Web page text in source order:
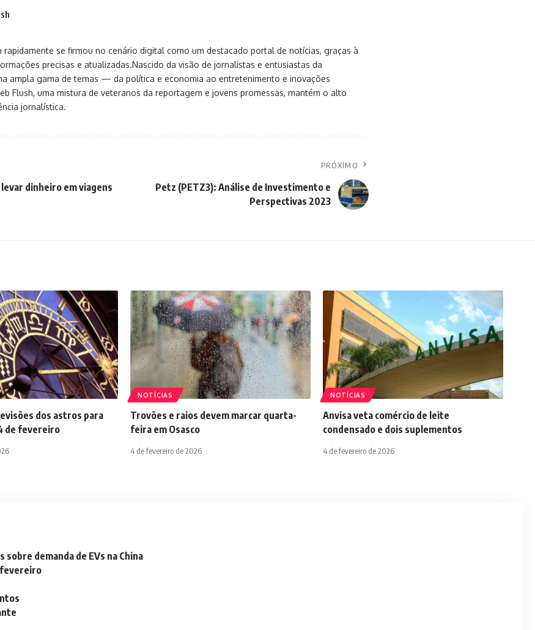
rapidamente se firmou no cenário digital como um destacado portal de notícias, graças à
precisas e atualizadas.Nascido da visão de jornalistas e entusiastas da
ampla gama de temas — da política e economia ao entretenimento e inovações
Flush, uma mistura de veteranos da reportagem e jovens promessas, mantém o alto
jornalística.
dinheiro em viagens
PRÓXIMO
Petz (PETZ3): Análise de Investimento e
Perspectivas 2023
dos astros para
de fevereiro
NOTÍCIAS
Trovões e raios devem marcar quarta-
feira em Osasco
4 de fevereiro de 2026
NOTÍCIAS
Anvisa veta comércio de leite
condensado e dois suplementos
4 de fevereiro de 2026
demanda de EVs na China